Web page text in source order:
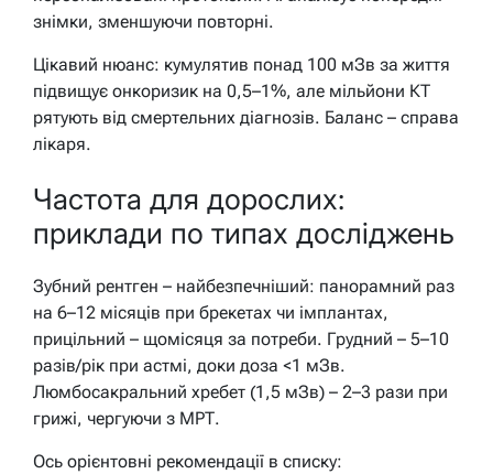
знімки, зменшуючи повторні.
Цікавий нюанс: кумулятив понад 100 мЗв за життя
підвищує онкоризик на 0,5–1%, але мільйони КТ
рятують від смертельних діагнозів. Баланс – справа
лікаря.
Частота для дорослих:
приклади по типах досліджень
Зубний рентген – найбезпечніший: панорамний раз
на 6–12 місяців при брекетах чи імплантах,
прицільний – щомісяця за потреби. Грудний – 5–10
разів/рік при астмі, доки доза <1 мЗв.
Люмбосакральний хребет (1,5 мЗв) – 2–3 рази при
грижі, чергуючи з МРТ.
Ось орієнтовні рекомендації в списку: